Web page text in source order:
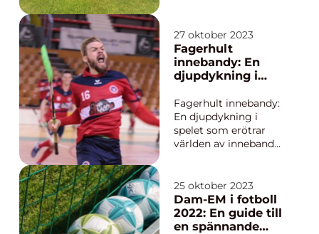
framstående lagen
inom svensk fotboll.
Det har en lång
historia och har fått
framgångar både
nationellt och
internatione...
27 oktober 2023
Fagerhult
innebandy: En
djupdykning i
världen av
innebandy
Fagerhult innebandy:
En djupdykning i
spelet som erötrar
världen av innebandy
innebandy är en form
av innebandy som
vuxit i popularitet och
fortsätter att
25 oktober 2023
Dam-EM i fotboll
2022: En guide till
en spännande